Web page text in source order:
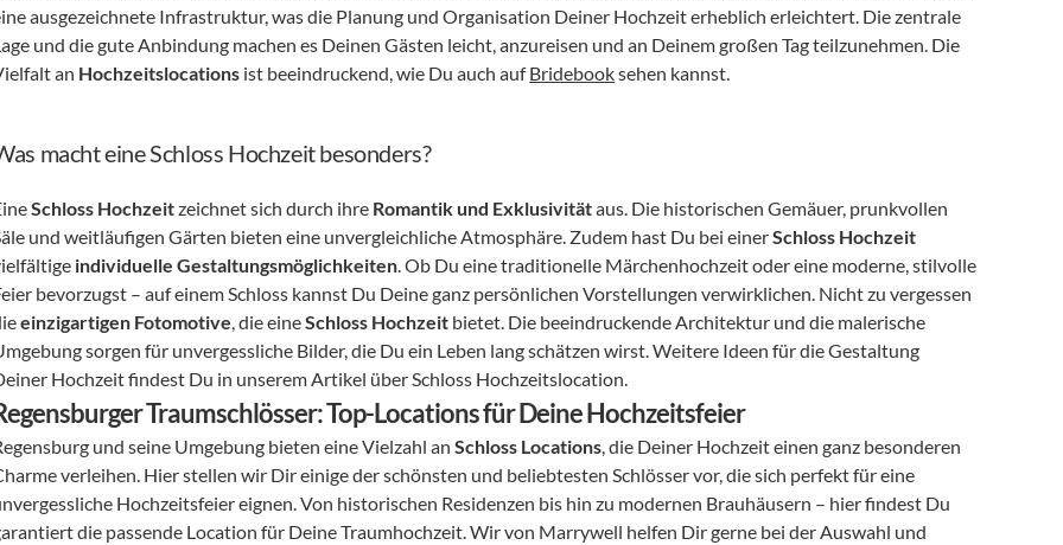
ausgezeichnete Infrastruktur, was die Planung und Organisation Deiner Hochzeit erheblich erleichtert. Die zentrale
und die gute Anbindung machen es Deinen Gästen leicht, anzureisen und an Deinem großen Tag teilzunehmen. Die
an Hochzeitslocations ist beeindruckend, wie Du auch auf Bridebook sehen kannst.
macht eine Schloss Hochzeit besonders?
Schloss Hochzeit zeichnet sich durch ihre Romantik und Exklusivität aus. Die historischen Gemäuer, prunkvollen
und weitläufigen Gärten bieten eine unvergleichliche Atmosphäre. Zudem hast Du bei einer Schloss Hochzeit
individuelle Gestaltungsmöglichkeiten. Ob Du eine traditionelle Märchenhochzeit oder eine moderne, stilvolle
bevorzugst – auf einem Schloss kannst Du Deine ganz persönlichen Vorstellungen verwirklichen. Nicht zu vergessen
einzigartigen Fotomotive, die eine Schloss Hochzeit bietet. Die beeindruckende Architektur und die malerische
sorgen für unvergessliche Bilder, die Du ein Leben lang schätzen wirst. Weitere Ideen für die Gestaltung
Hochzeit findest Du in unserem Artikel über Schloss Hochzeitslocation.
Traumschlösser: Top-Locations für Deine Hochzeitsfeier
und seine Umgebung bieten eine Vielzahl an Schloss Locations, die Deiner Hochzeit einen ganz besonderen
verleihen. Hier stellen wir Dir einige der schönsten und beliebtesten Schlösser vor, die sich perfekt für eine
Hochzeitsfeier eignen. Von historischen Residenzen bis hin zu modernen Brauhäusern – hier findest Du
die passende Location für Deine Traumhochzeit. Wir von Marrywell helfen Dir gerne bei der Auswahl und